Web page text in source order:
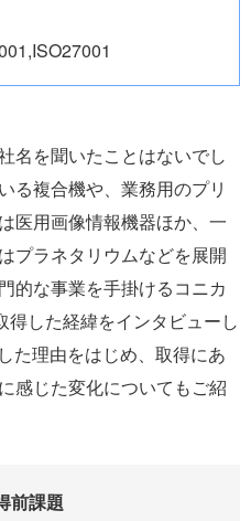
名を聞いたことはないでし
る複合機や、業務用のプリ
医用画像情報機器ほか、一
プラネタリウムなどを展開
的な事業を手掛けるコニカ
得した経緯をインタビューし
た理由をはじめ、取得にあ
感じた変化についてもご紹
前課題